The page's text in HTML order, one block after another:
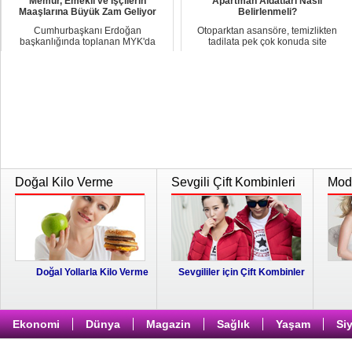
Maaşlarına Büyük Zam Geliyor
Cumhurbaşkanı Erdoğan
başkanlığında toplanan MYK'da
Belirlenmeli?
Otoparktan asansöre, temizlikten
tadilata pek çok konuda site
Doğal Kilo Verme
Doğal Yollarla Kilo Verme
Sevgili Çift Kombinleri
Sevgililer için Çift Kombinler
Ekonomi Dünya Magazin Sağlık Yaşam